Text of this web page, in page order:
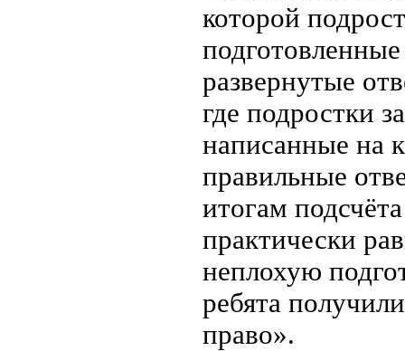
которой
развернутые
где подростки
написанные на
правильные
итогам
практически
неплохую
ребята
право».